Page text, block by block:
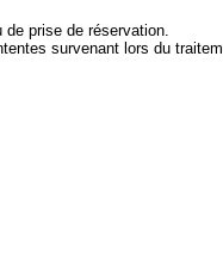
prise de réservation.
survenant lors du